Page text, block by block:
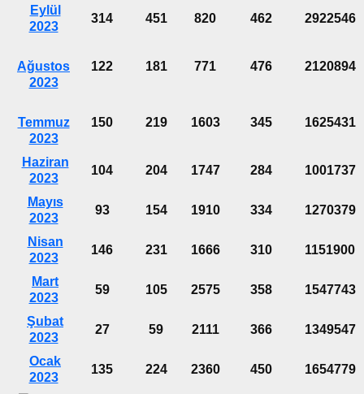
Eylül
2023
314 451 820 462 2922546
Ağustos
2023
122 181 771 476 2120894
Temmuz
2023
150 219 1603 345 1625431
Haziran
2023
104 204 1747 284 1001737
Mayıs
2023
93 154 1910 334 1270379
Nisan
2023
146 231 1666 310 1151900
Mart
2023
59 105 2575 358 1547743
Şubat
2023
27 59 2111 366 1349547
Ocak
2023
135 224 2360 450 1654779